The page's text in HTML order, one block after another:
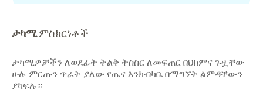
ታካሚምስክርነቶች
ታካሚዎቻችን ለወደፊት ትልቅ ትስስር ለመፍጠር በህክምና ጉዟቸው
ሁሉ ምርጡን ጥራት ያለው የጤና እንክብካቤ በማግኘት ልምዳቸውን
ያካፍሉ።